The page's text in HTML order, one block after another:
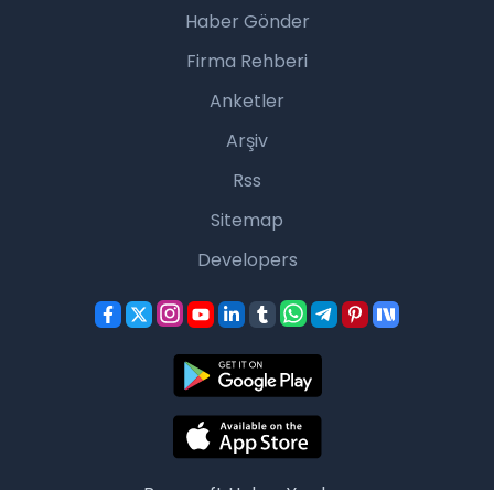
Haber Gönder
Firma Rehberi
Anketler
Arşiv
Rss
Sitemap
Developers